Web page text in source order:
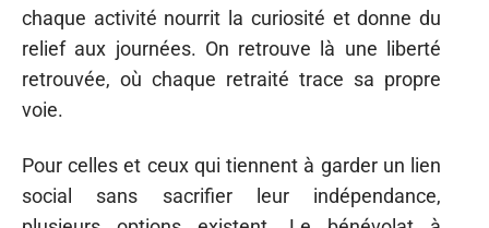
chaque activité nourrit la curiosité et donne du
relief aux journées. On retrouve là une liberté
retrouvée, où chaque retraité trace sa propre
voie.
Pour celles et ceux qui tiennent à garder un lien
social sans sacrifier leur indépendance,